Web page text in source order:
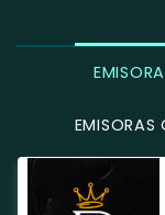
EMISORAS